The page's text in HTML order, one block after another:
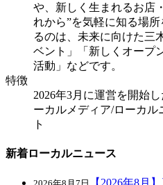
や、新しく生まれるお店
れから”を気軽に知る場
るのは、未来に向けた三
ベント」「新しくオープ
活動」などです。
特徴
2026年3月に運営を開始
ーカルメディア/ローカル
ト
新着ローカルニュース